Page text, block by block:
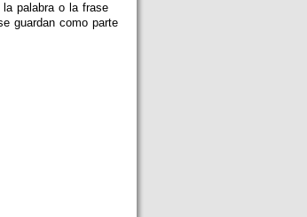
palabra o la frase
guardan como parte